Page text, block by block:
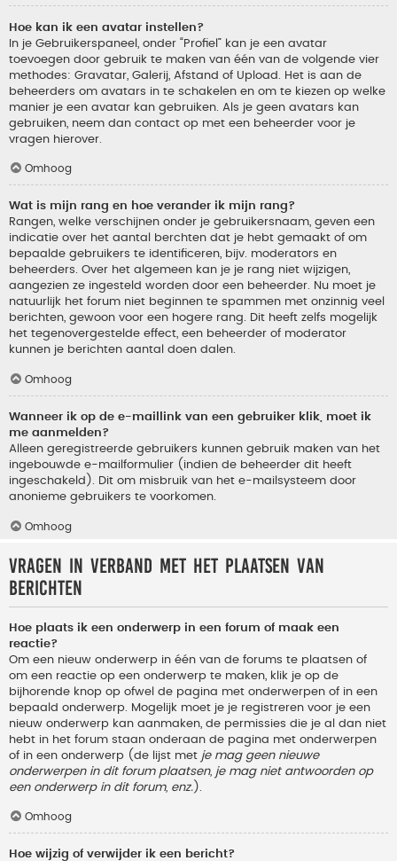
Hoe kan ik een avatar instellen?
In je Gebruikerspaneel, onder “Profiel” kan je een avatar
toevoegen door gebruik te maken van één van de volgende vier
methodes: Gravatar, Galerij, Afstand of Upload. Het is aan de
beheerders om avatars in te schakelen en om te kiezen op welke
manier je een avatar kan gebruiken. Als je geen avatars kan
gebruiken, neem dan contact op met een beheerder voor je
vragen hierover.
Omhoog
Wat is mijn rang en hoe verander ik mijn rang?
Rangen, welke verschijnen onder je gebruikersnaam, geven een
indicatie over het aantal berchten dat je hebt gemaakt of om
bepaalde gebruikers te identificeren, bijv. moderators en
beheerders. Over het algemeen kan je je rang niet wijzigen,
aangezien ze ingesteld worden door een beheerder. Nu moet je
natuurlijk het forum niet beginnen te spammen met onzinnig veel
berichten, gewoon voor een hogere rang. Dit heeft zelfs mogelijk
het tegenovergestelde effect, een beheerder of moderator
kunnen je berichten aantal doen dalen.
Omhoog
Wanneer ik op de e-maillink van een gebruiker klik, moet ik
me aanmelden?
Alleen geregistreerde gebruikers kunnen gebruik maken van het
ingebouwde e-mailformulier (indien de beheerder dit heeft
ingeschakeld). Dit om misbruik van het e-mailsysteem door
anonieme gebruikers te voorkomen.
Omhoog
Vragen in verband met het plaatsen van
berichten
Hoe plaats ik een onderwerp in een forum of maak een
reactie?
Om een nieuw onderwerp in één van de forums te plaatsen of
om een reactie op een onderwerp te maken, klik je op de
bijhorende knop op ofwel de pagina met onderwerpen of in een
bepaald onderwerp. Mogelijk moet je je registreren voor je een
nieuw onderwerp kan aanmaken, de permissies die je al dan niet
hebt in het forum staan onderaan de pagina met onderwerpen
of in een onderwerp (de lijst met je mag geen nieuwe
onderwerpen in dit forum plaatsen, je mag niet antwoorden op
een onderwerp in dit forum, enz. ).
Omhoog
Hoe wijzig of verwijder ik een bericht?